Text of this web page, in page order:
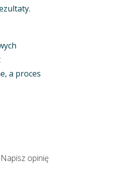
a proces
Napisz opinię